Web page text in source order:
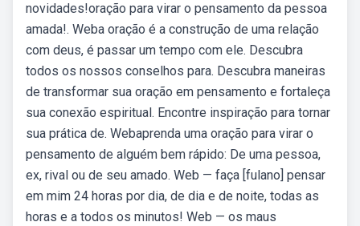
novidades!oração para virar o pensamento da pessoa
amada!. Weba oração é a construção de uma relação
com deus, é passar um tempo com ele. Descubra
todos os nossos conselhos para. Descubra maneiras
de transformar sua oração em pensamento e fortaleça
sua conexão espiritual. Encontre inspiração para tornar
sua prática de. Webaprenda uma oração para virar o
pensamento de alguém bem rápido: De uma pessoa,
ex, rival ou de seu amado. Web — faça [fulano] pensar
em mim 24 horas por dia, de dia e de noite, todas as
horas e a todos os minutos! Web — os maus